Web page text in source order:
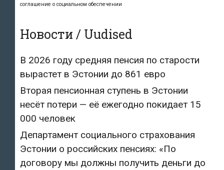
соглашение о социальном обеспечении
Новости / Uudised
В 2026 году средняя пенсия по старости
вырастет в Эстонии до 861 евро
Вторая пенсионная ступень в Эстонии
несёт потери — её ежегодно покидает 15
000 человек
Департамент социального страхования
Эстонии о российских пенсиях: «По
договору мы должны получить деньги до